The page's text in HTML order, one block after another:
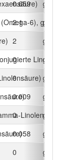
0.659
g
6), gesamt
2.1
g
2
g
Linolsäure)
0
g
0
g
0.009
g
Linolensäure)
0
g
0.058
g
0
g